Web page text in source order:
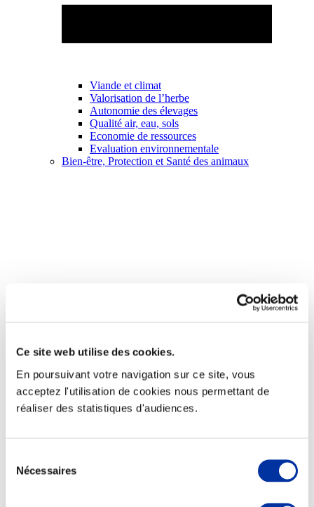
Ce site web utilise des cookies.
En poursuivant votre navigation sur ce site, vous
acceptez l'utilisation de cookies nous permettant de
réaliser des statistiques d'audiences.
Nécessaires
Viande et climat
Valorisation de l’herbe
Autonomie des élevages
Qualité air, eau, sols
Economie de ressources
Evaluation environnementale
Bien-être, Protection et Santé des animaux
Elevage
Transport – mise en marché
Abattoir